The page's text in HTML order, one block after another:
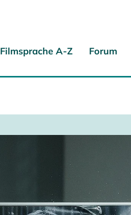
Filmsprache A-Z Forum